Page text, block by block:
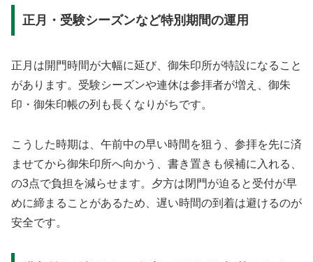
正月・受験シーズンなど特別期間の運用
正月は開門時間が大幅に延び、御朱印所が特設になること
があります。受験シーズンや連休は参拝者が増え、御朱
印・御朱印帳の列も長くなりがちです。
こうした時期は、午前中の早い時間を狙う、参拝を先に済
ませてから御朱印所へ向かう、書き置きも候補に入れる、
の3点で負担を減らせます。夕方は閉門が迫ると受付が早
めに締まることがあるため、遅い時間の到着は避けるのが
安全です。